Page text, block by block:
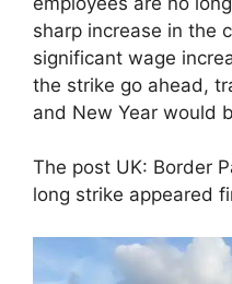
sharp increase in the
significant wage
the strike go ahead,
and New Year would
The post UK: Border
long strike appeared